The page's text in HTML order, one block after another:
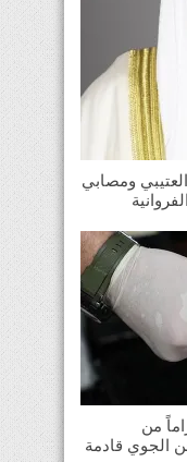
ومصابي
86 كيلوغراماً من
الجوي قادمة